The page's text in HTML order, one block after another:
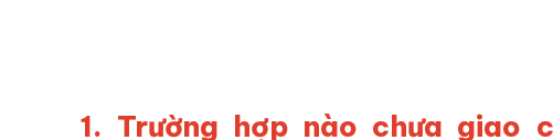
1. Trường hợp nào chưa giao